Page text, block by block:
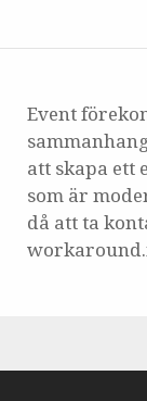
Event
att skapa ett
som är
då att ta